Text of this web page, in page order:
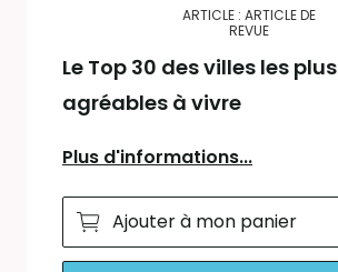
ARTICLE : ARTICLE DE
REVUE
Le Top 30 des villes les plus
agréables à vivre
Plus d'informations...
Ajouter à mon panier